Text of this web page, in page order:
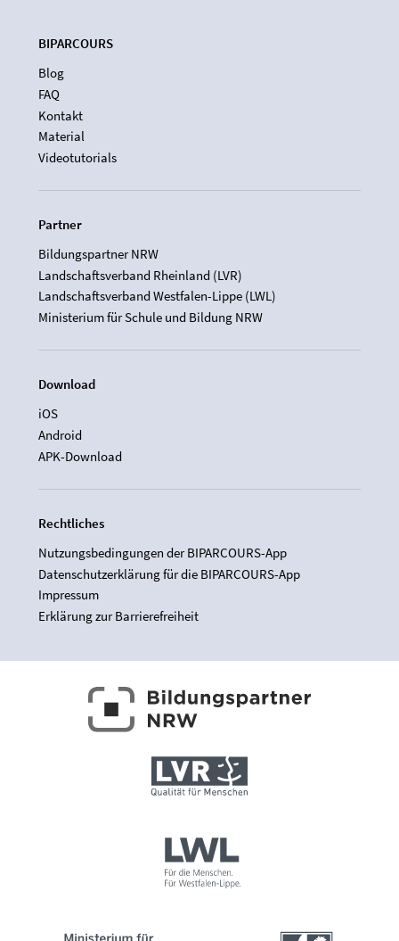
BIPARCOURS
Blog
FAQ
Kontakt
Material
Videotutorials
Partner
Bildungspartner NRW
Landschaftsverband Rheinland (LVR)
Landschaftsverband Westfalen-Lippe (LWL)
Ministerium für Schule und Bildung NRW
Download
iOS
Android
APK-Download
Rechtliches
Nutzungsbedingungen der BIPARCOURS-App
Datenschutzerklärung für die BIPARCOURS-App
Impressum
Erklärung zur Barrierefreiheit